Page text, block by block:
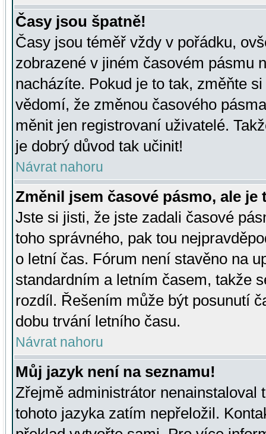
Časy jsou špatně!
Časy jsou téměř vždy v pořádku,
zobrazené v jiném časovém pásmu
nacházíte. Pokud je to tak, změňte
vědomí, že změnou časového
měnit jen registrovaní uživatelé.
je dobrý důvod tak učinit!
Návrat nahoru
Změnil jsem časové pásmo, ale je
Jste si jisti, že jste zadali časové
toho správného, pak tou
o letní čas. Fórum není stavěno na
standardním a letním časem, takže
rozdíl. Řešením může být posunutí
dobu trvání letního času.
Návrat nahoru
Můj jazyk není na seznamu!
Zřejmě administrátor nenainstaloval
tohoto jazyka zatím nepřeložil.